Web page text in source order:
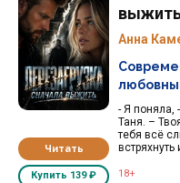
Читать
Купить 139 ₽
Анна
- Я поняла,
Таня. –
тебя всё
встряхнуть
18+